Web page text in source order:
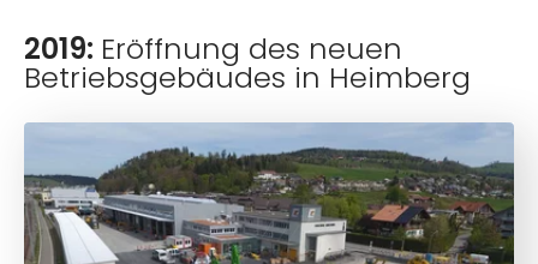
2019: Eröffnung des neuen
Betriebsgebäudes in Heimberg